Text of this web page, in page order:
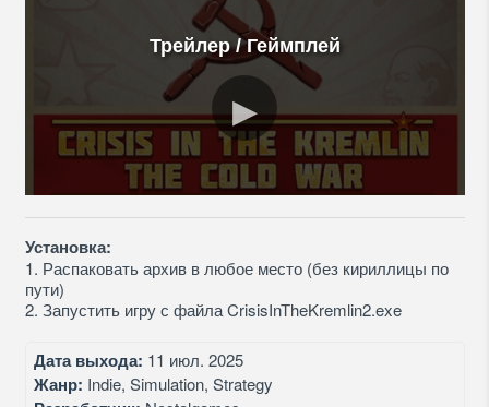
Трейлер / Геймплей
Установка:
1. Распаковать архив в любое место (без кириллицы по
пути)
2. Запустить игру с файла CrisisInTheKremlin2.exe
Дата выхода: 11 июл. 2025
Жанр: Indie, Simulation, Strategy